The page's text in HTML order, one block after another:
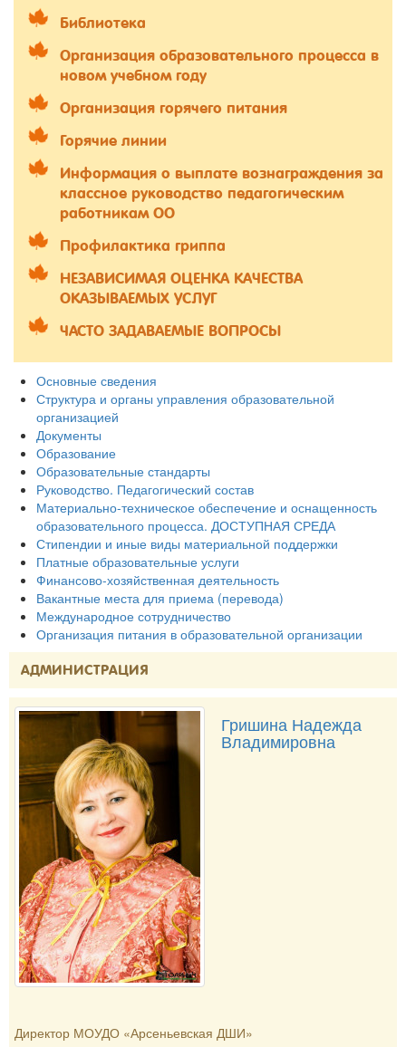
Библиотека
Организация образовательного процесса в
новом учебном году
Организация горячего питания
Горячие линии
Информация о выплате вознаграждения за
классное руководство педагогическим
работникам ОО
Профилактика гриппа
НЕЗАВИСИМАЯ ОЦЕНКА КАЧЕСТВА
ОКАЗЫВАЕМЫХ УСЛУГ
ЧАСТО ЗАДАВАЕМЫЕ ВОПРОСЫ
Основные сведения
Структура и органы управления образовательной
организацией
Документы
Образование
Образовательные стандарты
Руководство. Педагогический состав
Материально-техническое обеспечение и оснащенность
образовательного процесса. ДОСТУПНАЯ СРЕДА
Стипендии и иные виды материальной поддержки
Платные образовательные услуги
Финансово-хозяйственная деятельность
Вакантные места для приема (перевода)
Международное сотрудничество
Организация питания в образовательной организации
АДМИНИСТРАЦИЯ
Гришина Надежда
Владимировна
Директор МОУДО «Арсеньевская ДШИ»